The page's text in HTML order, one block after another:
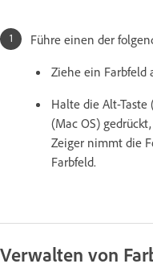
Führe einen der
Ziehe ein Farbfeld
Halte die Alt-Taste
(Mac OS)
Zeiger nimmt die
Farbfeld.
Verwalten von